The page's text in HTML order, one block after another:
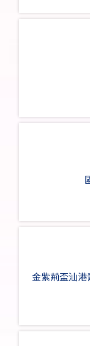
金紫荊盃汕